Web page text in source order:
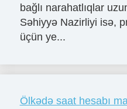
bağlı narahatlıqlar
Səhiyyə Nazirliyi isə,
üçün ye...
Ölkədə saat hesabı